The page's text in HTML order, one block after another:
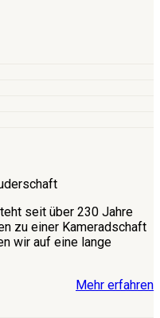
seit über 230 Jahre
zu einer Kameradschaft
wir auf eine lange
Mehr erfahren